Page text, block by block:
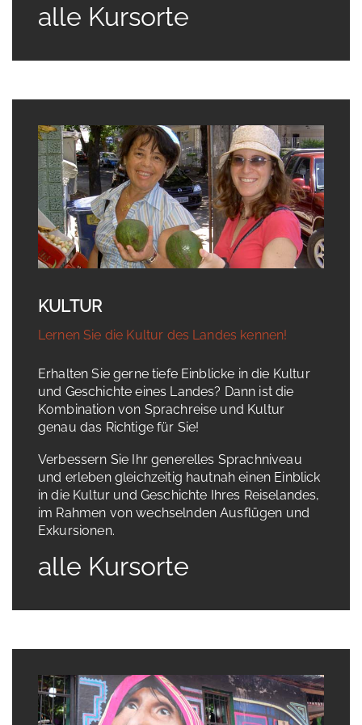
alle Kursorte
KULTUR
Lernen Sie die Kultur des Landes kennen!
Erhalten Sie gerne tiefe Einblicke in die Kultur
und Geschichte eines Landes? Dann ist die
Kombination von Sprachreise und Kultur
genau das Richtige für Sie!
Verbessern Sie Ihr generelles Sprachniveau
und erleben gleichzeitig hautnah einen Einblick
in die Kultur und Geschichte Ihres Reiselandes,
im Rahmen von wechselnden Ausflügen und
Exkursionen.
alle Kursorte